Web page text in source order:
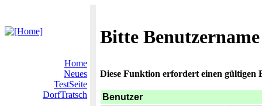
Bitte
Home
Neues
TestSeite
DorfTratsch
Diese Funktion erfordert einen gültigen
Benutzer